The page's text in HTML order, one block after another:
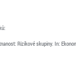
Rizikové skupiny. In: